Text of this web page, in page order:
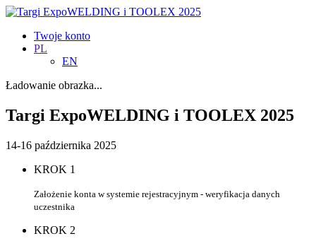
Twoje konto
PL
EN
Ładowanie obrazka...
Targi ExpoWELDING i TOOLEX 2025
14-16 października 2025
KROK 1
Założenie konta w systemie rejestracyjnym - weryfikacja danych
uczestnika
KROK 2